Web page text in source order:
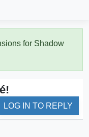
for Shadow
LOG IN TO REPLY